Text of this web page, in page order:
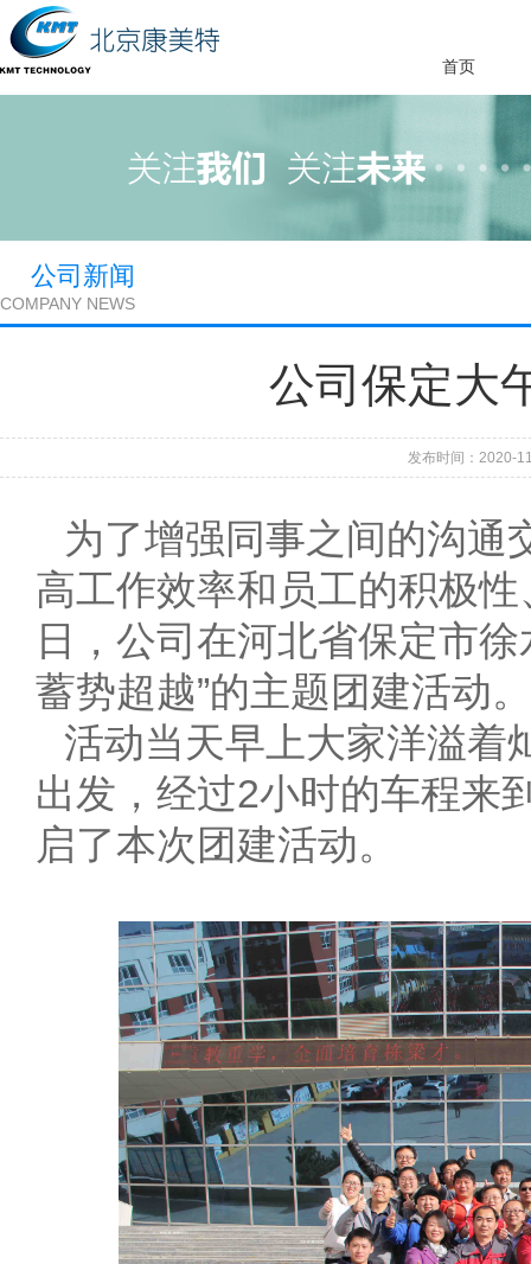
首页
公司新闻
COMPANY NEWS
公司保定大
发布时间：2020-
为了增强同事之间的沟通
高工作效率和员工的积极
日，公司在河北省保定市
蓄势超越”的主题团建活动。
活动当天早上大家洋溢着
出发，经过2小时的车程来
启了本次团建活动。